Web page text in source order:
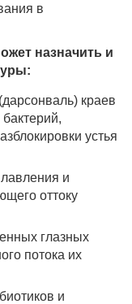
в
назначить и
краев
устья
и
оттоку
глазных
потока их
и